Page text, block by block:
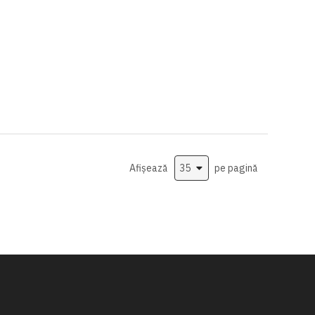
Afișează
pe pagină